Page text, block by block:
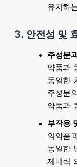
유지하
3. 안전성 및
주성분
약품과
동일한
주성분
약품과
부작용
의약품
동일한
제네릭